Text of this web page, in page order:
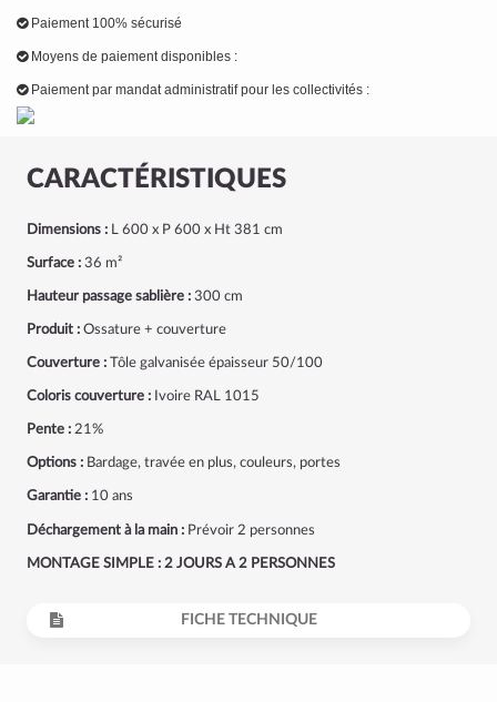
CARACTÉRISTIQUES
Dimensions : L 600 x P 600 x Ht 381 cm
Surface : 36 m²
Hauteur passage sablière : 300 cm
Produit : Ossature + couverture
Couverture : Tôle galvanisée épaisseur 50/100
Coloris couverture : Ivoire RAL 1015
Pente : 21%
Options : Bardage, travée en plus, couleurs, portes
Garantie : 10 ans
Déchargement à la main : Prévoir 2 personnes
MONTAGE SIMPLE : 2 JOURS A 2 PERSONNES
FICHE TECHNIQUE
Paiement 100% sécurisé
Moyens de paiement disponibles :
Paiement par mandat administratif pour les collectivités :